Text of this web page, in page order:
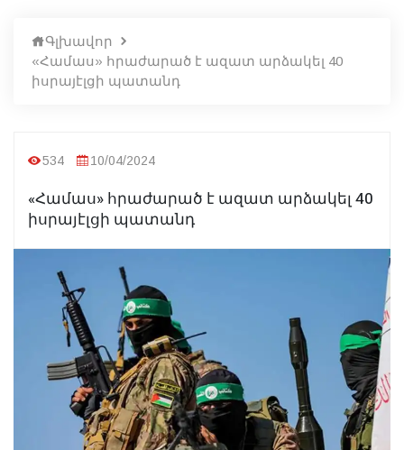
Գլխավոր
«Համաս» հրաժարած է ազատ արձակել 40
իսրայէլցի պատանդ
534 10/04/2024
«Համաս» հրաժարած է ազատ արձակել 40
իսրայէլցի պատանդ